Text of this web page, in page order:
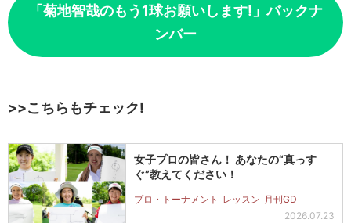
「菊地智哉のもう1球お願いします!」バックナ
ンバー
>>こちらもチェック!
女子プロの皆さん！ あなたの“真っす
ぐ”教えてください！
プロ・トーナメント レッスン 月刊GD
2026.07.23